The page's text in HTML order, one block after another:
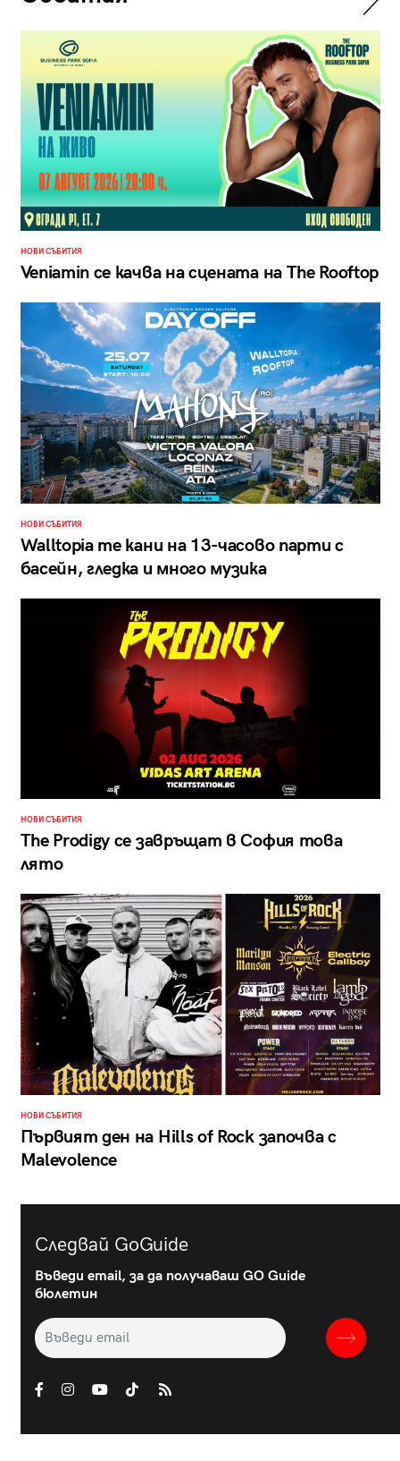
НОВИ СЪБИТИЯ
Veniamin се качва на сцената на The Rooftop
НОВИ СЪБИТИЯ
Walltopia те кани на 13-часово парти с
басейн, гледка и много музика
НОВИ СЪБИТИЯ
The Prodigy се завръщат в София това
лято
НОВИ СЪБИТИЯ
Първият ден на Hills of Rock започва с
Malevolence
Следвай GoGuide
Въведи email, за да получаваш GO Guide
бюлетин